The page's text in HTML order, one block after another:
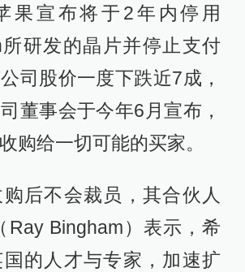
果宣布将于2年内停用
所研发的晶片并停止支付
司股价一度下跌近7成，
董事会于今年6月宣布，
购给一切可能的买家。
后不会裁员，其合伙人
Ray Bingham）表示，希
的人才与专家，加速扩